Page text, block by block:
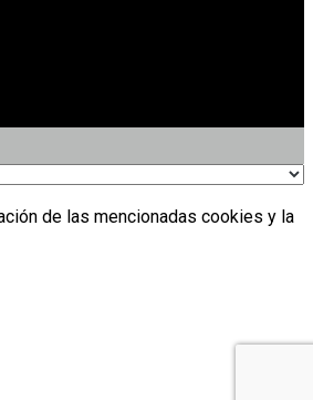
de las mencionadas cookies y la